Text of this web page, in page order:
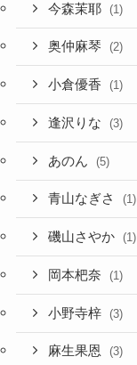
今森茉耶 (1)
奥仲麻琴 (2)
小倉優香 (1)
逢沢りな (3)
あのん (5)
青山なぎさ (1)
磯山さやか (1)
岡本杷奈 (1)
小野寺梓 (3)
麻生果恩 (3)